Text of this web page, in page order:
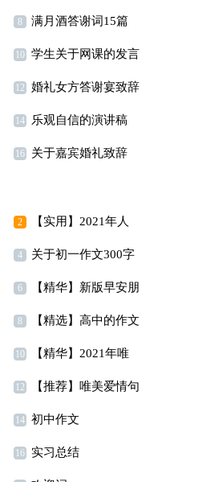
15篇
8 满月酒答谢词15篇
10 学生关于网课的发言
稿
12 婚礼女方答谢宴致辞
14 乐观自信的演讲稿
16 关于嘉宾婚礼致辞
2 【实用】2021年人
生唯美的句子汇编95句
4 关于初一作文300字
锦集7篇
6 【精华】新版早安朋
友圈问候语摘录66句
8 【精选】高中的作文
400字5篇
10 【精华】2021年唯
美的早安朋友圈问候语
集合45句
12 【推荐】唯美爱情句
子38句
14 初中作文
16 实习总结